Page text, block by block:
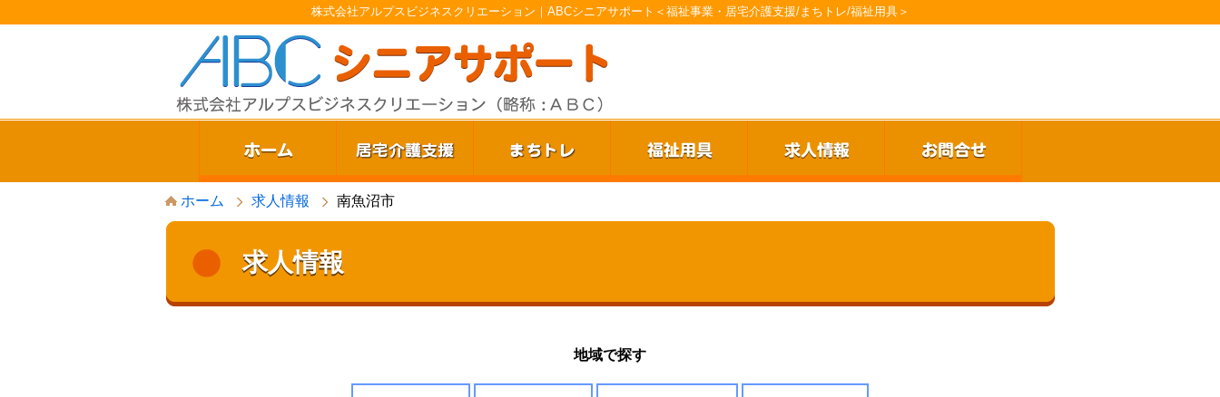
株式会社アルプスビジネスクリエーション｜ABCシニアサポート＜福祉事業・居宅介護支援/まちトレ/福祉用具＞
ホーム 求人情報 南魚沼市
求人情報
地域で探す